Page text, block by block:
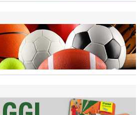
con i piedi, si possono fare le